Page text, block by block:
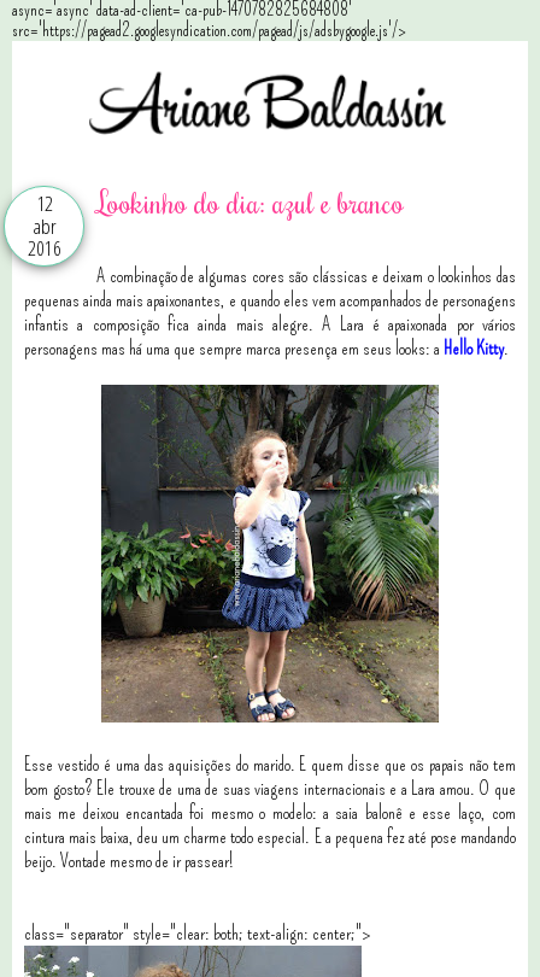
async='async' data-ad-client='ca-pub-1470782825684808'
src='https://pagead2.googlesyndication.com/pagead/js/adsbygoogle.js'/>
12
abr
2016
Lookinho do dia: azul e branco
A combinação de algumas cores são clássicas e deixam o lookinhos das
pequenas ainda mais apaixonantes, e quando eles vem acompanhados de personagens
infantis a composição fica ainda mais alegre. A Lara é apaixonada por vários
personagens mas há uma que sempre marca presença em seus looks: a Hello Kitty.
Esse vestido é uma das aquisições do marido. E quem disse que os papais não tem
bom gosto? Ele trouxe de uma de suas viagens internacionais e a Lara amou. O que
mais me deixou encantada foi mesmo o modelo: a saia balonê e esse laço, com
cintura mais baixa, deu um charme todo especial. E a pequena fez até pose mandando
beijo. Vontade mesmo de ir passear!
class="separator" style="clear: both; text-align: center;">